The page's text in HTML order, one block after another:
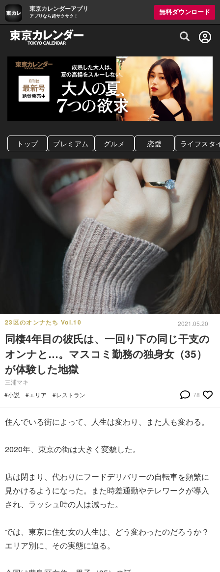
東京カレンダーアプリ
アプリなら超サクサク！
無料ダウンロード
グルメ情報・プレミアムレストラン予約
トップ プレミアム グルメ 恋愛 ライフスタ
23区のオンナたち Vol.10 2021.05.20
同棲4年目の彼氏は、一回り下の同じ干支の
オンナと…。マスコミ勤務の独身女（35）
が体験した地獄
三浦マキ
#小説
#エリア #レストラン 78
住んでいる街によって、人生は変わり、また人も変わる。
2020年、東京の街は大きく変貌した。
店は閉まり、代わりにフードデリバリーの自転車を頻繁に
見かけるようになった。また時差通勤やテレワークが導入
され、ラッシュ時の人は減った。
では、東京に住む女の人生は、どう変わったのだろうか？
エリア別に、その実態に迫る。